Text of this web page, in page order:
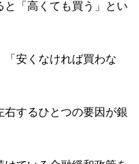
「高くても買う」とい
「安くなければ買わな
右するひとつの要因が銀